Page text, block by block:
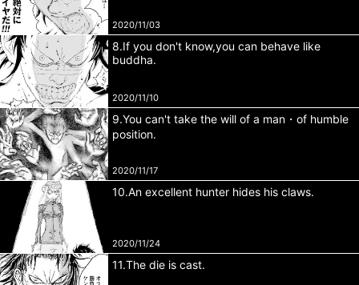
2020/11/03
8.If you don't know,you can behave like
buddha.
2020/11/10
9.You can't take the will of a man・of humble
position.
2020/11/17
10.An excellent hunter hides his claws.
2020/11/24
11.The die is cast.